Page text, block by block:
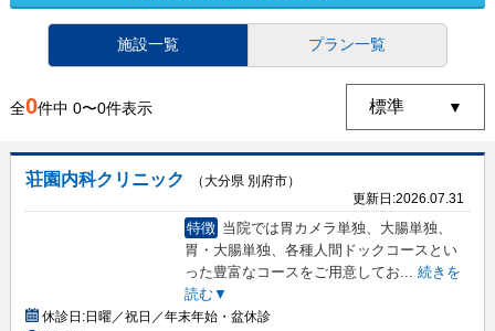
施設一覧 プラン一覧
全0件中 0〜0件表示
荘園内科クリニック
（大分県 別府市）
更新日:2026.07.31
特徴 当院では胃カメラ単独、大腸単独、
胃・大腸単独、各種人間ドックコースとい
った豊富なコースをご用意してお... 続きを
読む▼
休診日:日曜／祝日／年末年始・盆休診